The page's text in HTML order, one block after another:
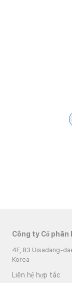
Công ty Cổ phần
4F, 83 Uisadang-
Korea
Liên hệ hợp tác